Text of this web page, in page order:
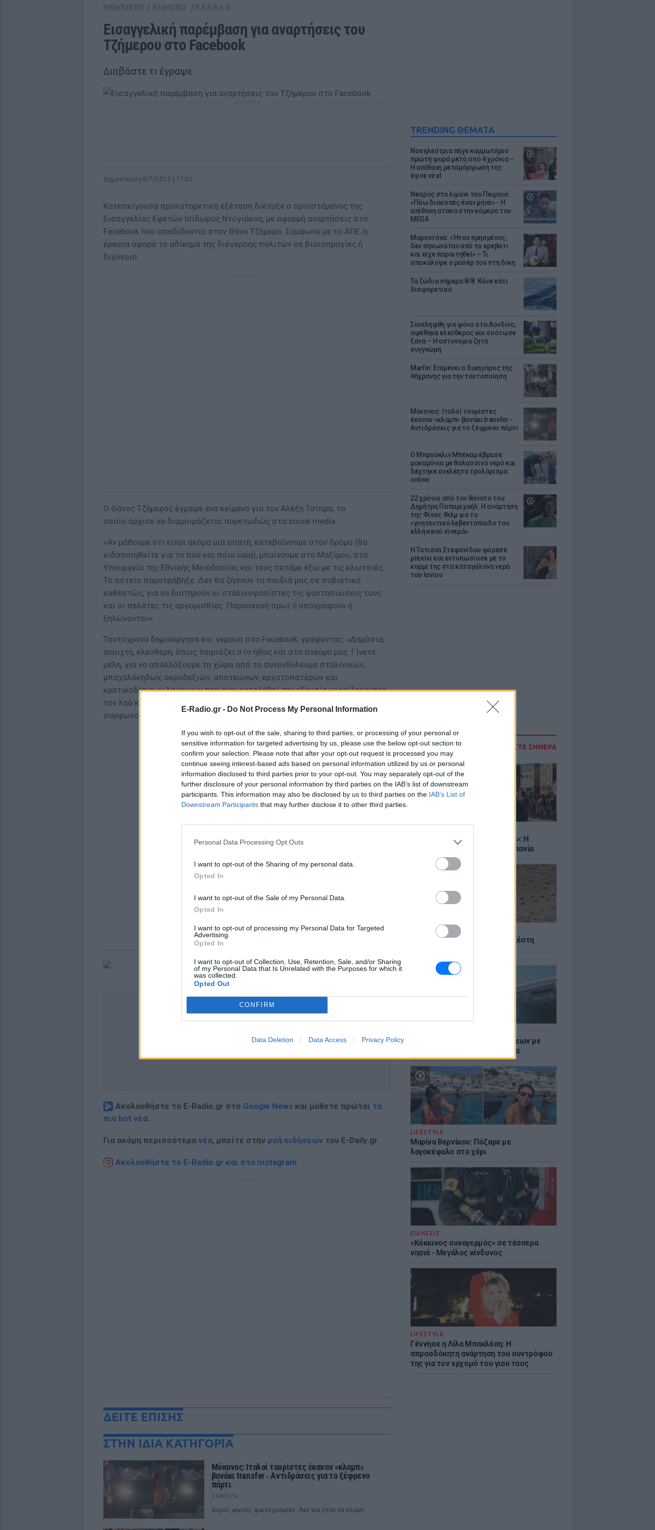
E-Radio.gr - Do Not Process My Personal Information
If you wish to opt-out of the sale, sharing to third parties, or processing of your personal or
sensitive information for targeted advertising by us, please use the below opt-out section to
confirm your selection. Please note that after your opt-out request is processed you may
continue seeing interest-based ads based on personal information utilized by us or personal
information disclosed to third parties prior to your opt-out. You may separately opt-out of the
further disclosure of your personal information by third parties on the IAB’s list of downstream
participants. This information may also be disclosed by us to third parties on the IAB’s List of
Downstream Participants that may further disclose it to other third parties.
Personal Data Processing Opt Outs
I want to opt-out of the Sharing of my personal data.
Opted In
I want to opt-out of the Sale of my Personal Data.
Opted In
I want to opt-out of processing my Personal Data for Targeted
Advertising.
Opted In
I want to opt-out of Collection, Use, Retention, Sale, and/or Sharing
of my Personal Data that Is Unrelated with the Purposes for which it
was collected.
Opted Out
CONFIRM
Data Deletion Data Access Privacy Policy
TRENDING ΘΕΜΑΤΑ
Νοσηλεύτρια πήγε κομμωτήριο
πρώτη φορά μετά από 4 χρόνια –
Η απίθανη μεταμόρφωσή της
έγινε viral
Νεαρός στο λιμάνι του Πειραιά:
«Πάω διακοπές έναν μήνα» - Η
απίθανη ατάκα στην κάμερα του
MEGA
Μαραντόνα: «Ήταν πρησμένος,
δεν σηκωνόταν από το κρεβάτι
και είχε παραιτηθεί» – Τι
αποκάλυψε ο μασέρ του στη δίκη
Τα ζώδια σήμερα 8/8: Κάνε κάτι
διαφορετικό
Συνελήφθη για φόνο στο Λονδίνο,
αφέθηκε ελεύθερος και σκότωσε
ξανά – Η αστυνομία ζητά
συγγνώμη
Marfin: Επιμένει ο δικηγόρος της
46χρονης για την ταυτοποίηση
Μύκονος: Ιταλοί τουρίστες
έκαναν «κλαμπ» βανάκι transfer -
Αντιδράσεις για το ξέφρενο πάρτι
Ο Μπρούκλιν Μπέκαμ έβρασε
μακαρόνια με θαλασσινό νερό και
δέχτηκε ανελέητο τρολάρισμα
online
22 χρόνια από τον θάνατο του
Δημήτρη Παπαμιχαήλ: Η ανάρτηση
της Φίνος Φιλμ για το
«γοητευτικό λεβεντόπαιδο του
ελληνικού σινεμά»
Η Τατιάνα Στεφανίδου φόρεσε
μπικίνι και εντυπωσίασε με το
κορμί της στα καταγάλανα νερά
του Ιονίου
ΔΙΑΒΑΣΤΕ ΣΗΜΕΡΑ
«Δεν δεχόμαστε τελεσίγραφα»: Η
απάντηση της Ιταλίας στην Ισπανία
ΕΙΔΗΣΕΙΣ
Καιρός: Πού θα «χτυπήσει» η ζέστη
Αύγουστος: Ρεκόρ Αναχωρήσεων με
56.000 Ταξιδιώτες στα Λιμάνια
LIFESTYLE
Μαρίνα Βερνίκου: Πόζαρε με
λαγοκέφαλο στο χέρι
ΕΙΔΗΣΕΙΣ
«Κόκκινος συναγερμός» σε τέσσερα
νησιά - Μεγάλος κίνδυνος
LIFESTYLE
Γέννησε η Λίλα Μπακλέση: Η
απροσδόκητη ανάρτηση του συντρόφου
της για τον ερχομό του γιου τους
Εισαγγελική παρέμβαση για αναρτήσεις του
Τζήμερου στο Facebook
Διαβάστε τι έγραψε
Δημοσίευση 8/7/2015 | 17:01
Κατεπείγουσα προκαταρκτική εξέταση διέταξε ο προϊστάμενος της
Εισαγγελίας Εφετών Ισίδωρος Ντογιάκος, με αφορμή αναρτήσεις στο
Facebook που αποδίδονται στον Θάνο Τζήμερο. Σύμφωνα με το ΑΠΕ, η
έρευνα αφορά το αδίκημα της διέγερσης πολιτών σε βιαιοπραγίες ή
διχόνοια.
O Θάνος Τζήμερος έγραψε ένα κείμενο για τον Αλέξη Τσίπρα, το
οποίο άρχισε να διαμοιράζεται πυρετωδώς στα social media.
«Αν μάθουμε ότι είναι ακόμα μια απάτη, κατεβαίνουμε στον δρόμο (θα
ειδοποιηθείτε για το πού και ποια ώρα), μπαίνουμε στο Μαξίμου, στα
Υπουργεία της Εθνικής Μειοδοσίας και τους πετάμε έξω με τις κλωτσιές.
Το αστείο παρατράβηξε. Δεν θα ζήσουν τα παιδιά μας σε σοβιετικό
καθεστώς, για να διατηρούν οι σταλινοφασίστες τις φαντασιώσεις τους
και οι πελάτες τις αργομισθίες. Παρασκευή πρωί ή υπογράφουν ή
ξηλώνονται».
Ταυτόχρονα δημιούργησε και γκρουπ στο Facebook, γράφοντας: «Δημόσια,
ανοιχτή, ελεύθερη, όπως ταιριάζει στο ήθος και στο πνεύμα μας. Γίνετε
μέλη, για να απαλλάξουμε τη χώρα από το συνονθύλευμα σταλινικών,
μπαχαλάκηδων, ακροδεξιών, απατεώνων, εργατοπατέρων και
κρατικοδίαιτων λαμόγιων που έχει καταλάβει την εξουσία κοροϊδεύοντας
τον λαό και διατηρείται σ' αυτή εκβιάζοντάς τον. Την Παρασκευή ή
συμφωνούν ή ξηλώνονται».
ΔΙΑΦΗΜΙΣΗ
Ακολουθήστε το E-Radio.gr στο Google News και μάθετε πρώτοι τα
πιο hot νέα.
Για ακόμη περισσότερα νέα, μπείτε στην ροή ειδήσεων του E-Daily.gr
Ακολουθήστε το E-Radio.gr και στο Instagram
ΔΕΙΤΕ ΕΠΙΣΗΣ
ΣΤΗΝ ΙΔΙΑ ΚΑΤΗΓΟΡΙΑ
Μύκονος: Ιταλοί τουρίστες έκαναν «κλαμπ»
βανάκι transfer ‑ Αντιδράσεις για το ξέφρενο
πάρτι
ΣΉΜΕΡΑ
Χοροί, φωνές, φωτογραφίες: Λες και ήταν σε κλαμπ